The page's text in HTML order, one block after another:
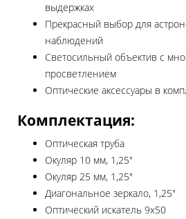
выдержках
Прекрасный выбор для
наблюдений
Светосильный объектив с
просветлением
Оптические аксессуары в
Комплектация:
Оптическая труба
Окуляр 10 мм, 1,25"
Окуляр 25 мм, 1,25"
Диагональное зеркало, 1,25"
Оптический искатель 9х50